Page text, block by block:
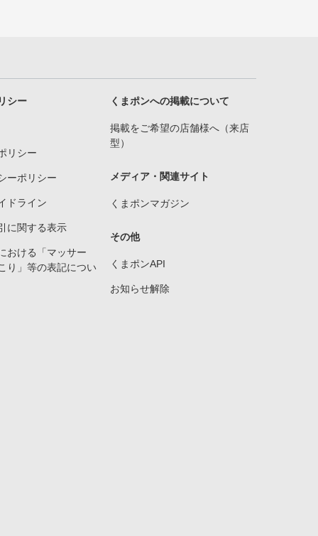
シー
リシー
ーポリシー
ドライン
に関する表示
おける「マッサー
り」等の表記につい
くまポンへの掲載について
掲載をご希望の店舗様へ（来店
型）
メディア・関連サイト
くまポンマガジン
その他
くまポンAPI
お知らせ解除